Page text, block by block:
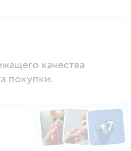
качества
покупки.
ФотоФотоФото
+7
Открыть